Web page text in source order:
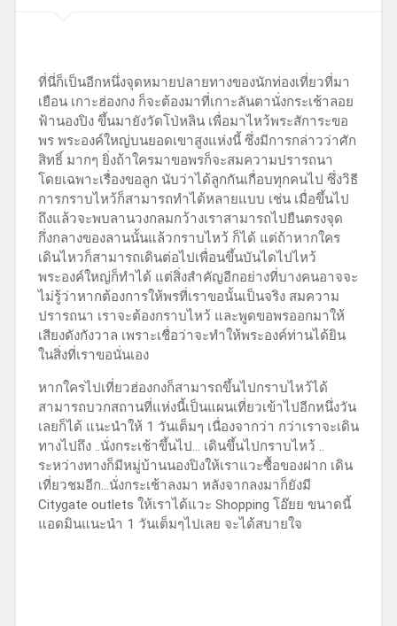
ที่นี่ก็เป็นอีกหนึ่งจุดหมายปลายทางของนักท่องเที่ยวที่มา
เยือน เกาะฮ่องกง ก็จะต้องมาที่เกาะลันตานั่งกระเช้าลอย
ฟ้านองปิง ขึ้นมายังวัดโป่หลิน เพื่อมาไหว้พระสัการะขอ
พร พระองค์ใหญ่บนยอดเขาสูงแห่งนี้ ซึ่งมีการกล่าวว่าศัก
สิทธิ์ มากๆ ยิ่งถ้าใครมาขอพรก็จะสมความปรารถนา
โดยเฉพาะเรื่องขอลูก นับว่าได้ลูกกันเกื่อบทุกคนไป ซึ่งวิธี
การกราบไหว้ก็สามารถทำได้หลายแบบ เช่น เมื่อขึ้นไป
ถึงแล้วจะพบลานวงกลมกว้างเราสามารถไปยืนตรงจุด
กึ่งกลางของลานนั้นแล้วกราบไหว้ ก็ได้ แต่ถ้าหากใคร
เดินไหวก็สามารถเดินต่อไปเพื่อนขึ้นบันไดไปไหว้
พระองค์ใหญ่ก็ทำได้ แต่สิ่งสำคัญอีกอย่างที่บางคนอาจจะ
ไม่รู้ว่าหากต้องการให้พรที่เราขอนั้นเป็นจริง สมความ
ปรารถนา เราจะต้องกราบไหว้ และพูดขอพรออกมาให้
เสียงดังกังวาล เพราะเชื่อว่าจะทำให้พระองค์ท่านได้ยิน
ในสิ่งที่เราขอนั่นเอง
หากใครไปเที่ยวฮ่องกงก็สามารถขึ้นไปกราบไหว้ได้
สามารถบวกสถานที่แห่งนี้เป็นแผนเที่ยวเข้าไปอีกหนึ่งวัน
เลยก็ได้ แนะนำให้ 1 วันเต็มๆ เนื่องจากว่า กว่าเราจะเดิน
ทางไปถึง ..นั่งกระเช้าขึ้นไป… เดินขึ้นไปกราบไหว้ ..
ระหว่างทางก็มีหมู่บ้านนองปิงให้เราแวะซื้อของฝาก เดิน
เที่ยวชมอีก…นั่งกระเช้าลงมา หลังจากลงมาก็ยังมี
Citygate outlets ให้เราได้แวะ Shopping โอ๊ยย ขนาดนี้
แอดมินแนะนำ 1 วันเต็มๆไปเลย จะได้สบายใจ